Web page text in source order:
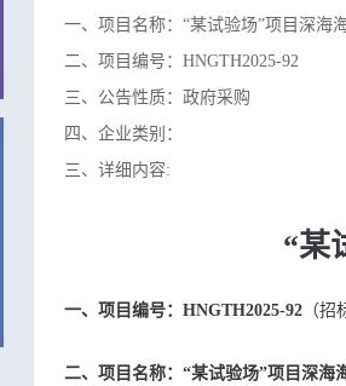
一、项目名称：“某试验场”项目深海
二、项目编号：HNGTH2025-92
三、公告性质：政府采购
四、企业类别：
三、详细内容:
“某
一、项目编号：HNGTH2025-92 （
二、项目名称：“某试验场”项目深海